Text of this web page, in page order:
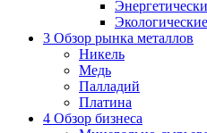
3 Обзор рынка металлов
Никель
Медь
Палладий
Платина
4 Обзор бизнеса